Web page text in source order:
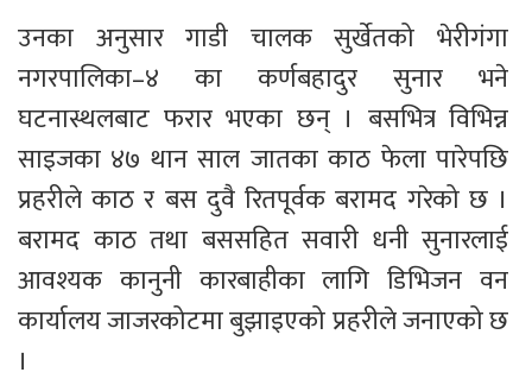
उनका अनुसार गाडी चालक सुर्खेतको भेरीगंगा
नगरपालिका–४ का कर्णबहादुर सुनार भने
घटनास्थलबाट फरार भएका छन् । बसभित्र विभिन्न
साइजका ४७ थान साल जातका काठ फेला पारेपछि
प्रहरीले काठ र बस दुवै रितपूर्वक बरामद गरेको छ ।
बरामद काठ तथा बससहित सवारी धनी सुनारलाई
आवश्यक कानुनी कारबाहीका लागि डिभिजन वन
कार्यालय जाजरकोटमा बुझाइएको प्रहरीले जनाएको छ
।